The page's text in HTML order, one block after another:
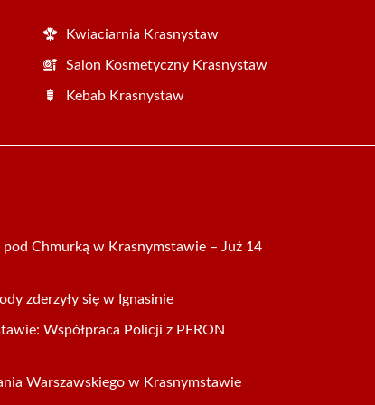
Kwiaciarnia Krasnystaw
Salon Kosmetyczny Krasnystaw
Kebab Krasnystaw
Chmurką w Krasnymstawie – Już 14
zderzyły się w Ignasinie
Współpraca Policji z PFRON
Warszawskiego w Krasnymstawie